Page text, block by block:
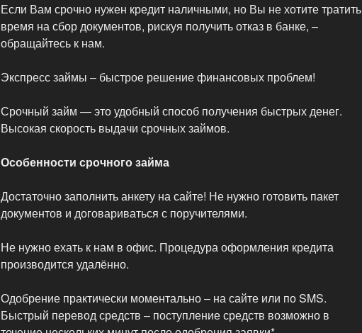
Если Вам срочно нужен кредит наличными, но Вы не хотите тратить
время на сбор документов, рискуя получить отказ в банке, –
обращайтесь к нам.
Экспресс займы – быстрое решение финансовых проблем!
Срочный займ — это удобный способ получения быстрых денег.
Высокая скорость выдачи срочных займов.
Особенности срочного займа
Достаточно заполнить анкету на сайте! Не нужно готовить пакет
документов и договариваться с поручителями.
Не нужно ехать к нам в офис. Процедура оформления кредита
производится удалённо.
Одобрение практически моментально – на сайте или по SMS.
Быстрый перевод средств – поступление средств возможно в